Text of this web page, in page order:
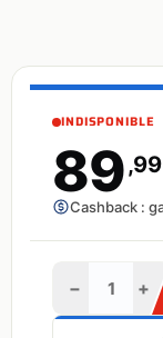
INDISPONIBLE
89,99
Cashback :
− +